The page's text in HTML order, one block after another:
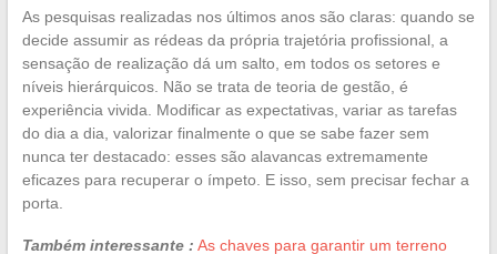
As pesquisas realizadas nos últimos anos são claras: quando se
decide assumir as rédeas da própria trajetória profissional, a
sensação de realização dá um salto, em todos os setores e
níveis hierárquicos. Não se trata de teoria de gestão, é
experiência vivida. Modificar as expectativas, variar as tarefas
do dia a dia, valorizar finalmente o que se sabe fazer sem
nunca ter destacado: esses são alavancas extremamente
eficazes para recuperar o ímpeto. E isso, sem precisar fechar a
porta.
Também interessante : As chaves para garantir um terreno